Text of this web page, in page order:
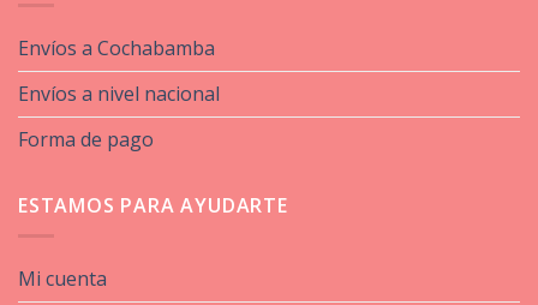
Envíos a Cochabamba
Envíos a nivel nacional
Forma de pago
ESTAMOS PARA AYUDARTE
Mi cuenta